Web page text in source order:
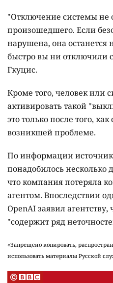
"Отключение системы не
произошедшего. Если
нарушена, она
быстро вы ни отключили
Гкуцис.
Кроме того, человек или
активировать такой
это только после того,
возникшей проблеме.
По информации
понадобилось несколько
что компания потеряла
агентом. Впоследствии
OpenAI заявил
"содержит ряд
«Запрещено копировать,
использовать материалы Русской